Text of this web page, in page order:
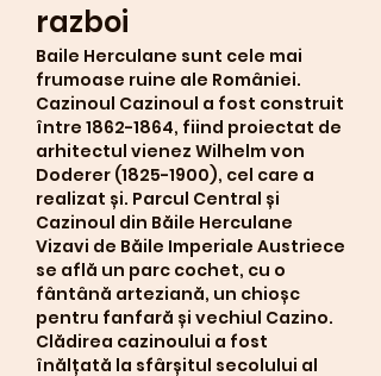
razboi
Baile Herculane sunt cele mai
frumoase ruine ale României.
Cazinoul Cazinoul a fost construit
între 1862-1864, fiind proiectat de
arhitectul vienez Wilhelm von
Doderer (1825-1900), cel care a
realizat și. Parcul Central și
Cazinoul din Băile Herculane
Vizavi de Băile Imperiale Austriece
se află un parc cochet, cu o
fântână arteziană, un chioșc
pentru fanfară și vechiul Cazino.
Clădirea cazinoului a fost
înălțată la sfârșitul secolului al